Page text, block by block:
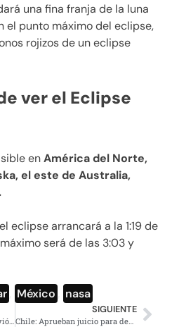
una fina franja de la luna
el punto máximo del eclipse,
rojizos de un eclipse
ver el Eclipse
enAmérica del Norte,
el este de Australia,
el eclipse arrancará a la 1:19 de
será de las 3:03 y
México nasa
SIGUIENTE
Chile: Aprueban juicio para destituir al presidente por Pandora Papers